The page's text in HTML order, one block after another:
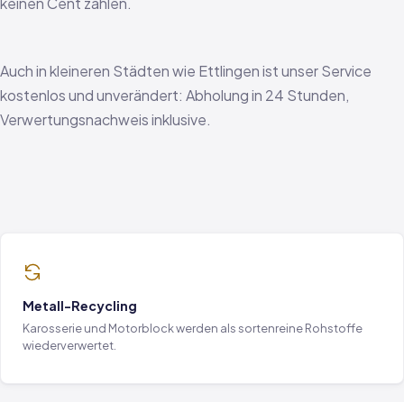
Auch in kleineren Städten wie Ettlingen ist unser Service
kostenlos und unverändert: Abholung in 24 Stunden,
Verwertungsnachweis inklusive.
Metall-Recycling
Karosserie und Motorblock werden als sortenreine Rohstoffe
wiederverwertet.